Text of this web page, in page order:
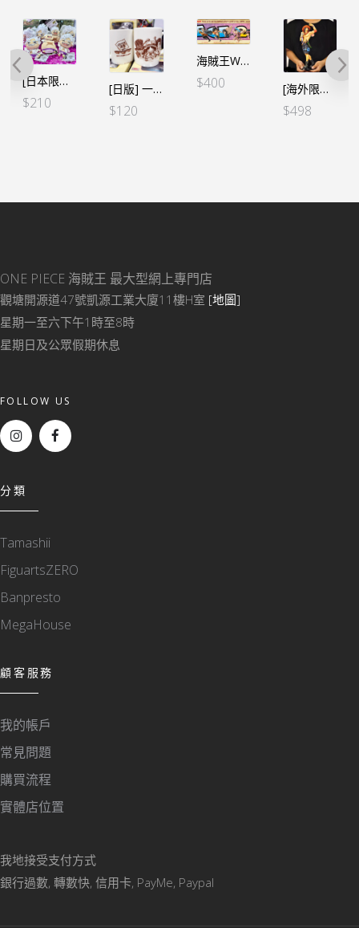
[日本限定] 海賊王 小公仔吊飾 路飛 五檔 (3個SET)
$210
[日版] 一番くじ -情感回憶- F賞 三兄弟 馬克杯
$120
海賊王WCF-HISTORY RELAY 20TH 週年紀念-Vol.2
$400 [海外限定 SMSP] 海賊王 世界造形王頂上決戰3 艾斯 2D色
$498
ONE PIECE 海賊王 最大型網上專門店
觀塘開源道47號凱源工業大廈11樓H室 [地圖]
星期一至六下午1時至8時
星期日及公眾假期休息
FOLLOW US
分類
Tamashii
FiguartsZERO
Banpresto
MegaHouse
顧客服務
我的帳戶
常見問題
購買流程
實體店位置
我地接受支付方式
銀行過數, 轉數快, 信用卡, PayMe, Paypal